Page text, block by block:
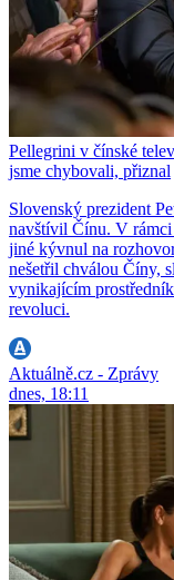
Pellegrini v čínské
jsme chybovali, přiznal
Slovenský prezident
navštívil Čínu. V
jiné kývnul na
nešetřil chválou Číny,
vynikajícím
revoluci.
Aktuálně.cz - Zprávy
dnes, 18:11